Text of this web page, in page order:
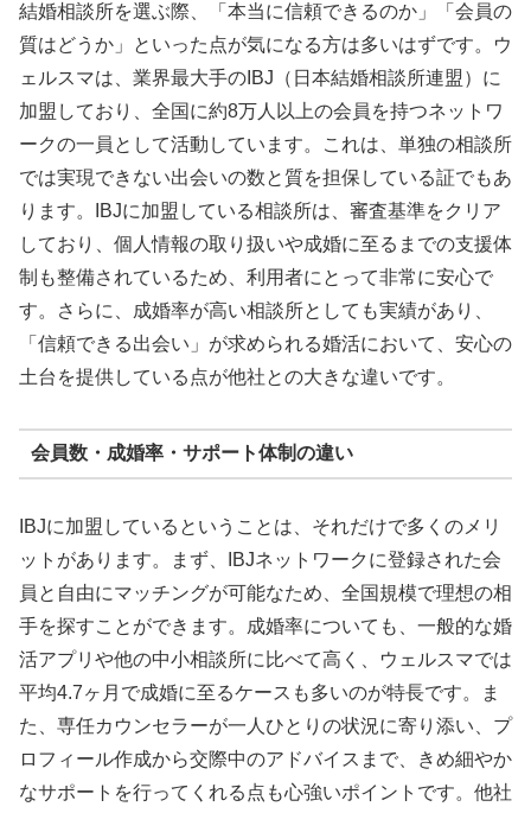
結婚相談所を選ぶ際、「本当に信頼できるのか」「会員の
質はどうか」といった点が気になる方は多いはずです。ウ
ェルスマは、業界最大手のIBJ（日本結婚相談所連盟）に
加盟しており、全国に約8万人以上の会員を持つネットワ
ークの一員として活動しています。これは、単独の相談所
では実現できない出会いの数と質を担保している証でもあ
ります。IBJに加盟している相談所は、審査基準をクリア
しており、個人情報の取り扱いや成婚に至るまでの支援体
制も整備されているため、利用者にとって非常に安心で
す。さらに、成婚率が高い相談所としても実績があり、
「信頼できる出会い」が求められる婚活において、安心の
土台を提供している点が他社との大きな違いです。
会員数・成婚率・サポート体制の違い
IBJに加盟しているということは、それだけで多くのメリ
ットがあります。まず、IBJネットワークに登録された会
員と自由にマッチングが可能なため、全国規模で理想の相
手を探すことができます。成婚率についても、一般的な婚
活アプリや他の中小相談所に比べて高く、ウェルスマでは
平均4.7ヶ月で成婚に至るケースも多いのが特長です。ま
た、専任カウンセラーが一人ひとりの状況に寄り添い、プ
ロフィール作成から交際中のアドバイスまで、きめ細やか
なサポートを行ってくれる点も心強いポイントです。他社